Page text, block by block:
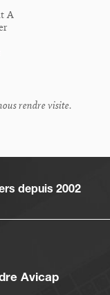
A
rendre visite.
depuis 2002
Avicap